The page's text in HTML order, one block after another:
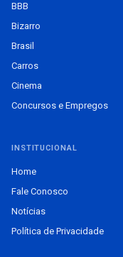
BBB
Bizarro
Brasil
Carros
Cinema
Concursos e Empregos
INSTITUCIONAL
Home
Fale Conosco
Notícias
Política de Privacidade